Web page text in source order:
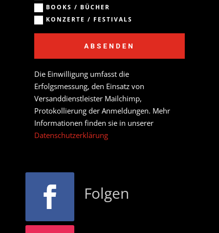
BOOKS / BÜCHER
KONZERTE / FESTIVALS
ABSENDEN
Die Einwilligung umfasst die
Erfolgsmessung, den Einsatz von
Versanddienstleister Mailchimp,
Protokollierung der Anmeldungen. Mehr
Informationen finden sie in unserer
Datenschutzerklärung
Folgen